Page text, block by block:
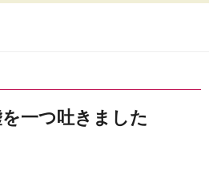
一つ吐きました